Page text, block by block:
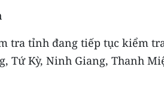
tra tỉnh đang tiếp tục kiểm
Tứ Kỳ, Ninh Giang, Thanh